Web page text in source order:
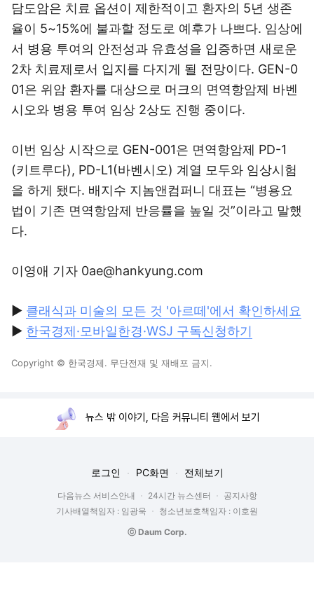
담도암은 치료 옵션이 제한적이고 환자의 5년 생존
율이 5~15%에 불과할 정도로 예후가 나쁘다. 임상에
서 병용 투여의 안전성과 유효성을 입증하면 새로운
2차 치료제로서 입지를 다지게 될 전망이다. GEN-0
01은 위암 환자를 대상으로 머크의 면역항암제 바벤
시오와 병용 투여 임상 2상도 진행 중이다.
이번 임상 시작으로 GEN-001은 면역항암제 PD-1
(키트루다), PD-L1(바벤시오) 계열 모두와 임상시험
을 하게 됐다. 배지수 지놈앤컴퍼니 대표는 “병용요
법이 기존 면역항암제 반응률을 높일 것”이라고 말했
다.
이영애 기자 0ae@hankyung.com
▶ 클래식과 미술의 모든 것 '아르떼'에서 확인하세요
▶ 한국경제·모바일한경·WSJ 구독신청하기
Copyright © 한국경제. 무단전재 및 재배포 금지.
뉴스 밖 이야기, 다음 커뮤니티 웹에서 보기
로그인 PC화면 전체보기
다음뉴스 서비스안내 24시간 뉴스센터
공지사항
기사배열책임자 : 임광욱
청소년보호책임자 : 이호원
ⓒ Daum Corp.